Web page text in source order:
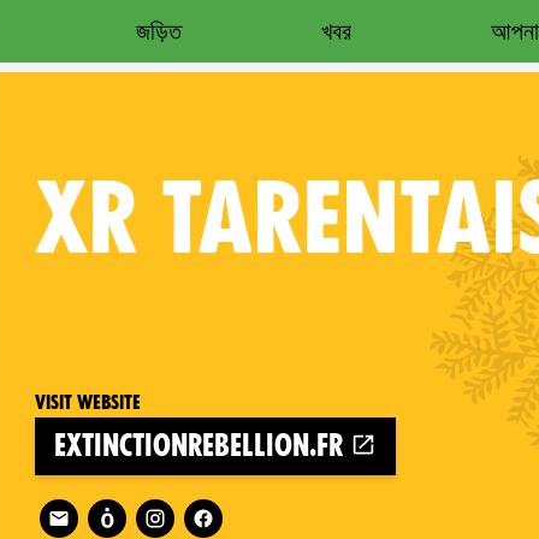
জড়িত খবর
XR
Visit website
extinctionrebellion.fr
Follow XR Tarentaise on